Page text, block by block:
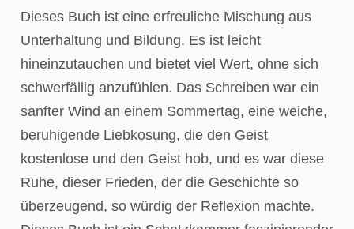
Dieses Buch ist eine erfreuliche Mischung aus
Unterhaltung und Bildung. Es ist leicht
hineinzutauchen und bietet viel Wert, ohne sich
schwerfällig anzufühlen. Das Schreiben war ein
sanfter Wind an einem Sommertag, eine weiche,
beruhigende Liebkosung, die den Geist
kostenlose und den Geist hob, und es war diese
Ruhe, dieser Frieden, der die Geschichte so
überzeugend, so würdig der Reflexion machte.